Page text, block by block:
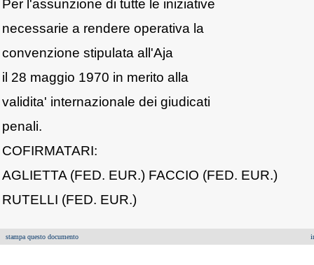
Per l'assunzione di tutte le iniziative
necessarie a rendere operativa la
convenzione stipulata all'Aja
il 28 maggio 1970 in merito alla
validita' internazionale dei giudicati
penali.
COFIRMATARI:
AGLIETTA (FED. EUR.) FACCIO (FED. EUR.)
RUTELLI (FED. EUR.)
stampa questo documento